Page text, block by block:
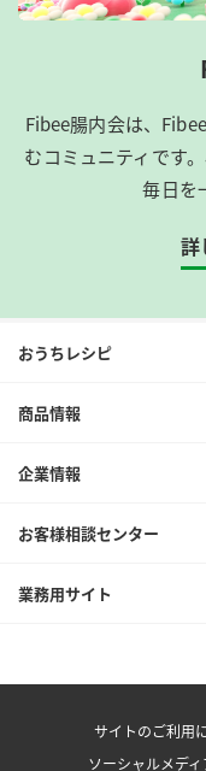
Fibee腸内会は、​
むコミュニティです
毎日を
詳
おうちレシピ
商品情報
企業情報
お客様相談センター
業務用サイト
サイトのご利
ソーシャルメデ